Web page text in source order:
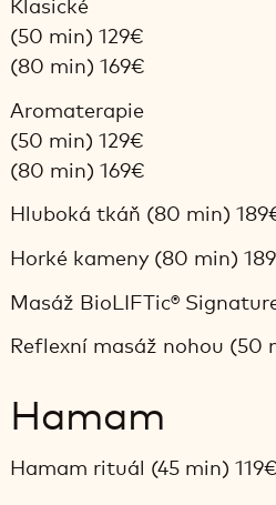
(50 min) 129€
(80 min) 169€
Aromaterapie
(50 min) 129€
(80 min) 169€
Hluboká tkáň (80 min)
Horké kameny (80 min)
Masáž BioLIFTic®
Reflexní masáž nohou (50
Hamam
Hamam rituál (45 min) 119€